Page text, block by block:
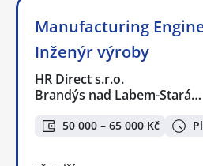
Manufacturing
Inženýr výroby
HR Direct s.r.o.
Brandýs nad Labem-Stará…
50 000 – 65 000 Kč